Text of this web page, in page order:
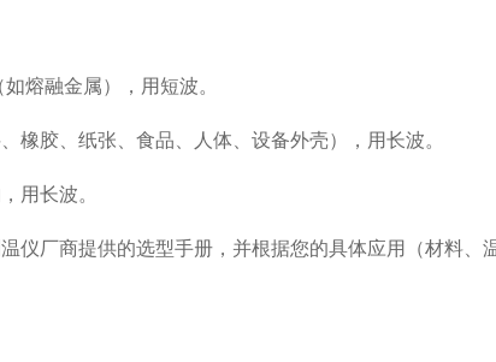
熔融金属），用短波。
橡胶、纸张、食品、人体、设备外壳），用长波。
用长波。
仪厂商提供的选型手册，并根据您的具体应用（材料、